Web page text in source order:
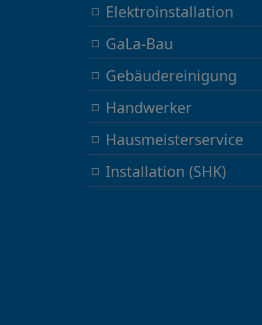
Elektroinstallation
GaLa-Bau
Gebäudereinigung
Handwerker
Hausmeisterservice
Installation (SHK)